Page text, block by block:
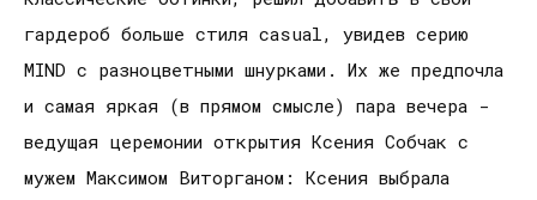
гардероб больше стиля casual, увидев серию
MIND с разноцветными шнурками. Их же предпочла
и самая яркая (в прямом смысле) пара вечера -
ведущая церемонии открытия Ксения Собчак с
мужем Максимом Виторганом: Ксения выбрала